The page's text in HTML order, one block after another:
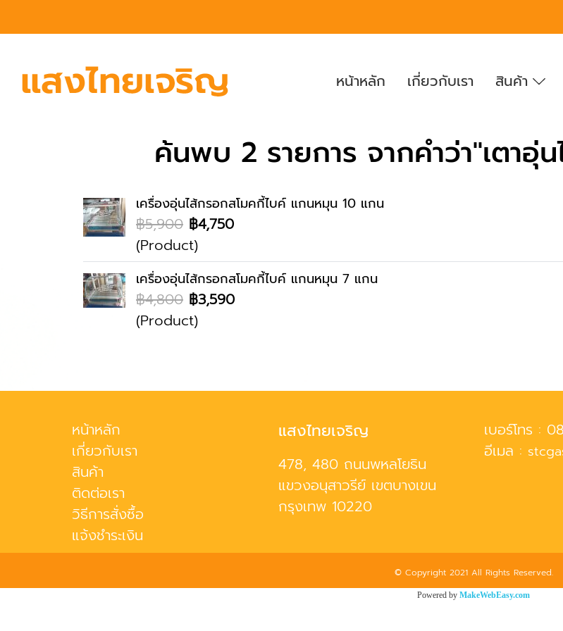
หน้าหลัก เกี่ยวกับเรา สินค้า
ค้นพบ 2 รายการ จากคำว่า"เตาอุ่
เครื่องอุ่นไส้กรอกสโมคกี้ไบค์ แกนหมุน 10 แกน
฿5,900 ฿4,750
(Product)
เครื่องอุ่นไส้กรอกสโมคกี้ไบค์ แกนหมุน 7 แกน
฿4,800 ฿3,590
(Product)
หน้าหลัก
เกี่ยวกับเรา
สินค้า
ติดต่อเรา
วิธีการสั่งซื้อ
แจ้งชำระเงิน
แสงไทยเจริญ
478, 480 ถนนพหลโยธิน
แขวงอนุสาวรีย์ เขตบางเขน
กรุงเทพ 10220
เบอร์โทร :
อีเมล :
© Copyright 2021 All Rights Reserved.
Powered by MakeWebEasy.com